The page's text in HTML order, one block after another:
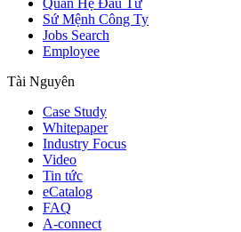
Sứ Mệnh Công Ty
Jobs Search
Employee
Tài Nguyên
Case Study
Whitepaper
Industry Focus
Video
Tin tức
eCatalog
FAQ
A-connect